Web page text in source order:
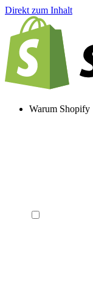
Direkt zum Inhalt
Warum Shopify